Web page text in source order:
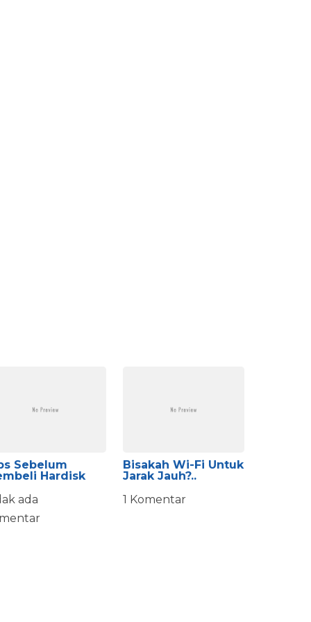
Sebelum
Hardisk
ada
Bisakah Wi-Fi Untuk
Jarak Jauh?..
1 Komentar